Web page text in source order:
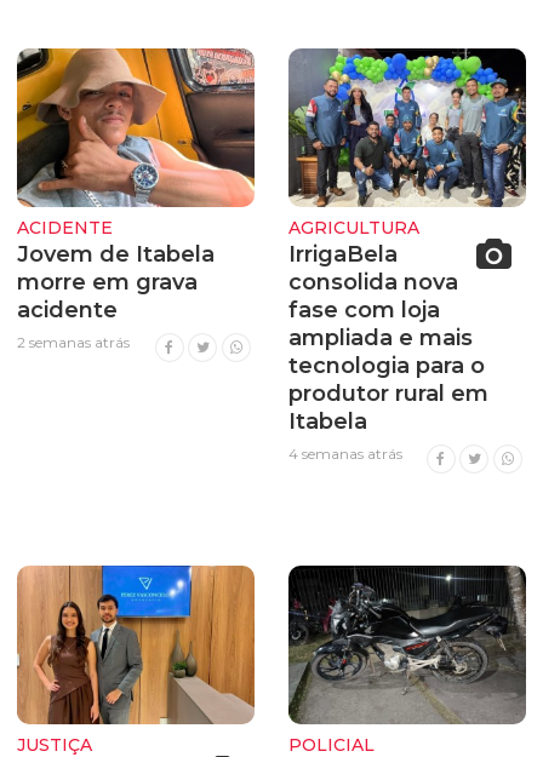
ACIDENTE
Jovem de Itabela
morre em grava
acidente
2 semanas atrás
AGRICULTURA
IrrigaBela
consolida nova
fase com loja
ampliada e mais
tecnologia para o
produtor rural em
Itabela
4 semanas atrás
JUSTIÇA POLICIAL